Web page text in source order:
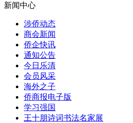
新闻中心
涉侨动态
商会新闻
侨企快讯
通知公告
今日乐清
会员风采
海外之子
侨商报电子版
学习强国
王十朋诗词书法名家展